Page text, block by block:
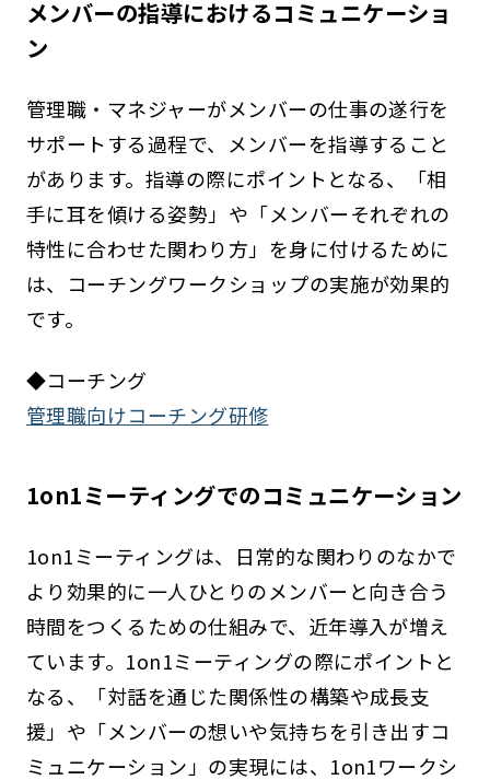
メンバーの指導におけるコミュニケーショ
ン
管理職・マネジャーがメンバーの仕事の遂行を
サポートする過程で、メンバーを指導すること
があります。指導の際にポイントとなる、「相
手に耳を傾ける姿勢」や「メンバーそれぞれの
特性に合わせた関わり方」を身に付けるために
は、コーチングワークショップの実施が効果的
です。
◆コーチング
管理職向けコーチング研修
1on1ミーティングでのコミュニケーション
1on1ミーティングは、日常的な関わりのなかで
より効果的に一人ひとりのメンバーと向き合う
時間をつくるための仕組みで、近年導入が増え
ています。1on1ミーティングの際にポイントと
なる、「対話を通じた関係性の構築や成長支
援」や「メンバーの想いや気持ちを引き出すコ
ミュニケーション」の実現には、1on1ワークシ